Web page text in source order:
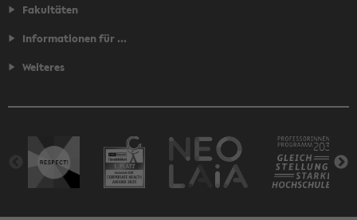
Fakultäten
Informationen für ...
Weiteres